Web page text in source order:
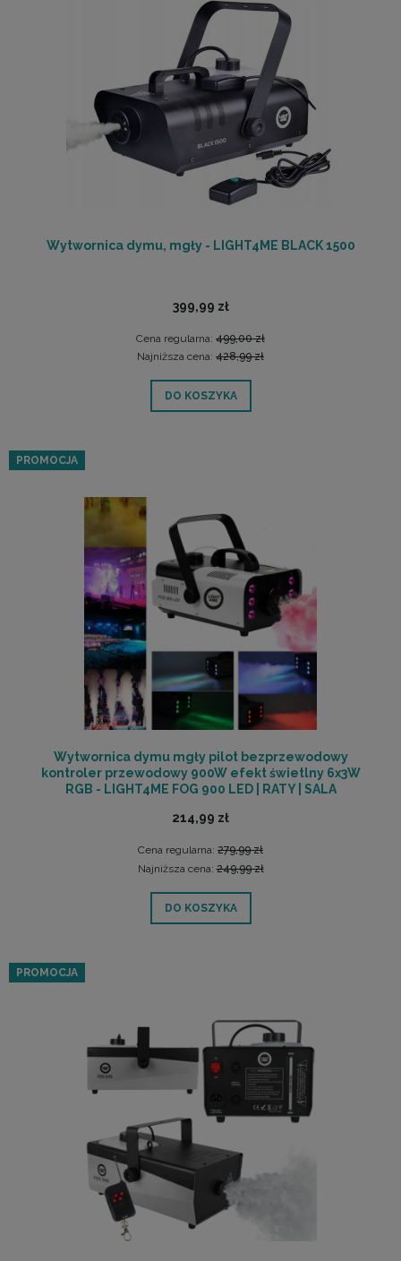
Wytwornica dymu, mgły - LIGHT4ME BLACK 1500
399,99 zł
Cena regularna: 499,00 zł
Najniższa cena: 428,99 zł
DO KOSZYKA
Wytwornica dymu mgły pilot bezprzewodowy
kontroler przewodowy 900W efekt świetlny 6x3W
RGB - LIGHT4ME FOG 900 LED | RATY | SALA
214,99 zł
Cena regularna: 279,99 zł
Najniższa cena:249,99 zł
DO KOSZYKA
PROMOCJA
PROMOCJA